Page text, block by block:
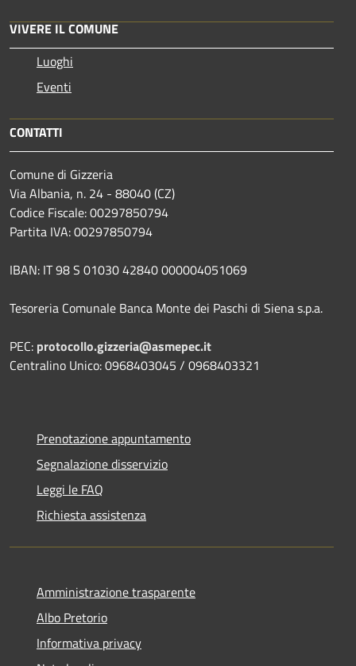
VIVERE IL COMUNE
Luoghi
Eventi
CONTATTI
Comune di Gizzeria
Via Albania, n. 24 - 88040 (CZ)
Codice Fiscale: 00297850794
Partita IVA: 00297850794
IBAN: IT 98 S 01030 42840 000004051069
Tesoreria Comunale Banca Monte dei Paschi di Siena s.p.a.
PEC: protocollo.gizzeria@asmepec.it
Centralino Unico: 0968403045 / 0968403321
Prenotazione appuntamento
Segnalazione disservizio
Leggi le FAQ
Richiesta assistenza
Amministrazione trasparente
Albo Pretorio
Informativa privacy